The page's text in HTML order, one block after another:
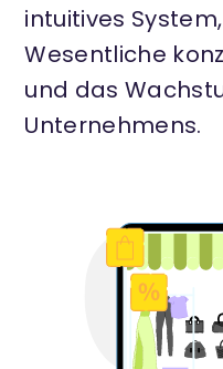
intuitives
Wesentliche
und das
Unternehmens.